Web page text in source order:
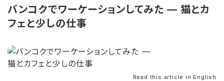
バンコクでワーケーションしてみた — 猫とカ
フェと少しの仕事
Read this article in English